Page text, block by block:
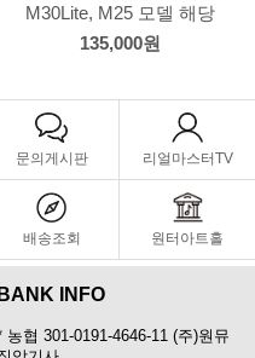
M30Lite, M25 모델 해당
135,000원
문의게시판 리얼마스터TV
배송조회 원터아트홀
BANK INFO
농협 301-0191-4646-11 (주)원뮤